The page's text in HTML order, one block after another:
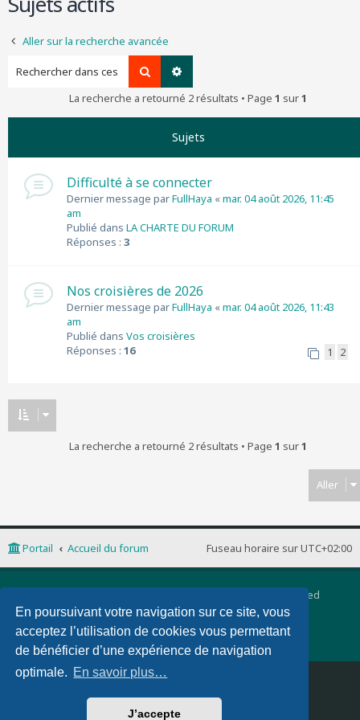
En poursuivant votre navigation sur ce site, vous
acceptez l’utilisation de cookies vous permettant
de bénéficier d’une expérience de navigation
optimale. En savoir plus…
J’accepte
Aller sur la recherche avancée
Rechercher
La recherche a retourné 2 résultats • Page 1 sur1
Sujets
Difficulté à se connecter
Dernier message parFullHaya «mar. 04 août 2026, 11:45
am
Publié dans LA CHARTE DU FORUM
Réponses : 3
Nos croisières de 2026
Dernier message parFullHaya «mar. 04 août 2026, 11:43
am
Publié dans Vos croisières
Réponses : 16 1 2
La recherche a retourné 2 résultats • Page 1 sur1
Aller
Fuseau horaire surUTC+02:00
Portail Accueil du forum
® Forum Software © phpBB Limited
Traduction française officielle©Qiaeru
phpBB 3 Quarto theme by
PixelGoose Studio
Confidentialité|Conditions